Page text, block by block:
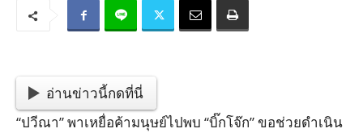
อ่านข่าวนี้กดที่นี่
“ปวีณา” พาเหยื่อค้ามนุษย์ไปพบ “บิ๊กโจ๊ก” ขอช่วยดำเนิน